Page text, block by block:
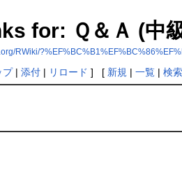
for: Ｑ＆Ａ (中
RWiki/
プ| 添付| リロード ] [ 新規 | 一覧| 検索